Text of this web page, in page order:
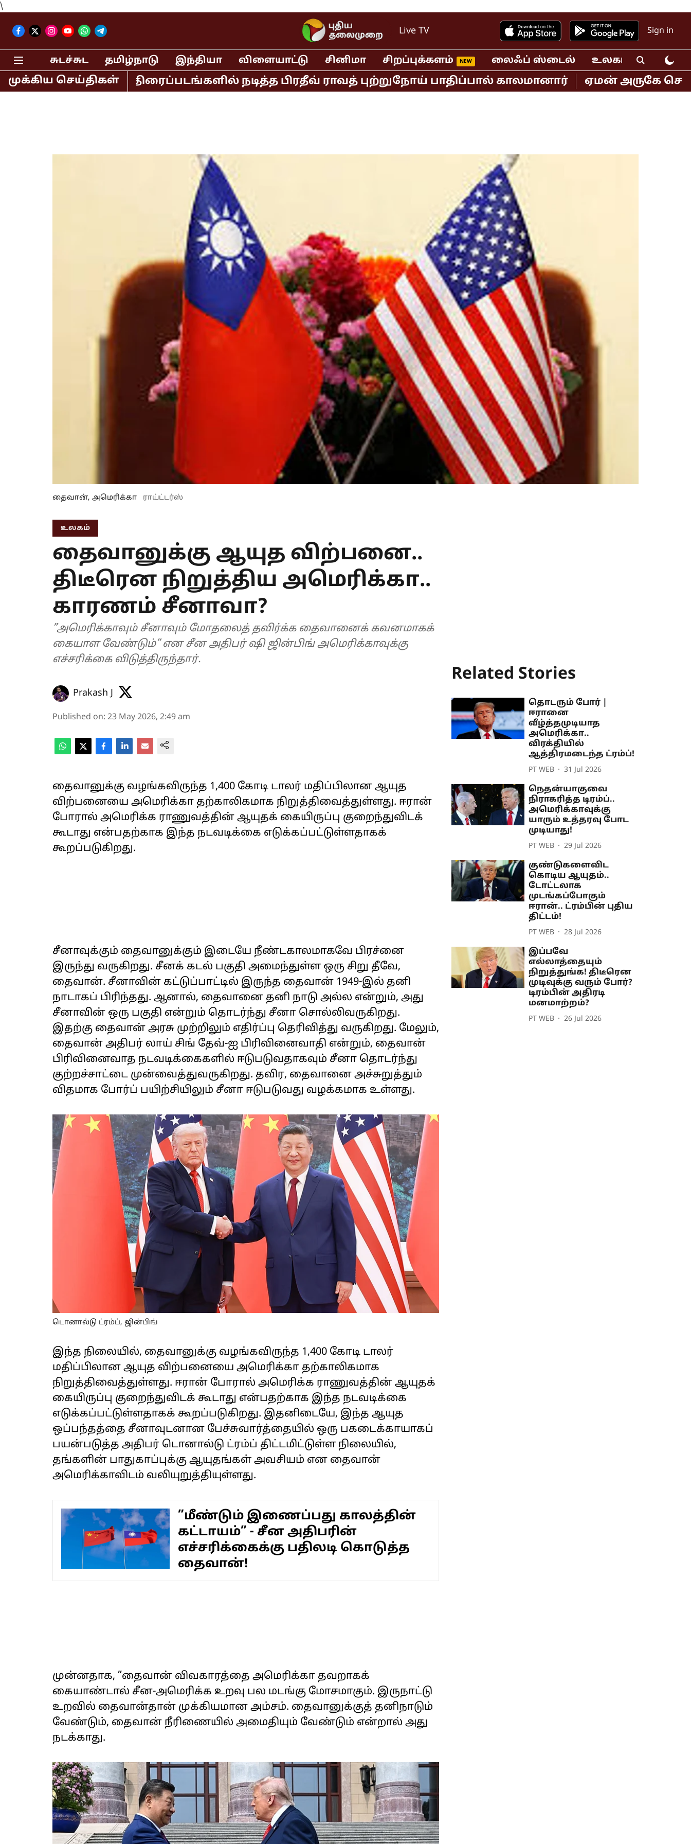
\
Live TV Sign in
சுடச்சுட தமிழ்நாடு இந்தியா விளையாட்டு சினிமா சிறப்புக்களம் லைஃப் ஸ்டைல் உலகம்
முக்கிய செய்திகள்
உள்ளிட்ட திரைப்படங்களில் நடித்த பிரதீவ் ராவத் புற்றுநோய் பாதிப்பால் காலமானார் ஏமன் அருகே செங்கடல்
தைவான், அமெரிக்கா ராய்ட்டர்ஸ்
உலகம்
தைவானுக்கு ஆயுத விற்பனை..
திடீரென நிறுத்திய அமெரிக்கா..
காரணம் சீனாவா?
”அமெரிக்காவும் சீனாவும் மோதலைத் தவிர்க்க தைவானைக் கவனமாகக்
கையாள வேண்டும்” என சீன அதிபர் ஷி ஜின்பிங் அமெரிக்காவுக்கு
எச்சரிக்கை விடுத்திருந்தார்.
Prakash J
Published on: 23 May 2026, 2:49 am
தைவானுக்கு வழங்கவிருந்த 1,400 கோடி டாலர் மதிப்பிலான ஆயுத
விற்பனையை அமெரிக்கா தற்காலிகமாக நிறுத்திவைத்துள்ளது. ஈரான்
போரால் அமெரிக்க ராணுவத்தின் ஆயுதக் கையிருப்பு குறைந்துவிடக்
கூடாது என்பதற்காக இந்த நடவடிக்கை எடுக்கப்பட்டுள்ளதாகக்
கூறப்படுகிறது.
சீனாவுக்கும் தைவானுக்கும் இடையே நீண்டகாலமாகவே பிரச்னை
இருந்து வருகிறது. சீனக் கடல் பகுதி அமைந்துள்ள ஒரு சிறு தீவே,
தைவான். சீனாவின் கட்டுப்பாட்டில் இருந்த தைவான் 1949-இல் தனி
நாடாகப் பிரிந்தது. ஆனால், தைவானை தனி நாடு அல்ல என்றும், அது
சீனாவின் ஒரு பகுதி என்றும் தொடர்ந்து சீனா சொல்லிவருகிறது.
இதற்கு தைவான் அரசு முற்றிலும் எதிர்ப்பு தெரிவித்து வருகிறது. மேலும்,
தைவான் அதிபர் லாய் சிங் தேவ்-ஐ பிரிவினைவாதி என்றும், தைவான்
பிரிவினைவாத நடவடிக்கைகளில் ஈடுபடுவதாகவும் சீனா தொடர்ந்து
குற்றச்சாட்டை முன்வைத்துவருகிறது. தவிர, தைவானை அச்சுறுத்தும்
விதமாக போர்ப் பயிற்சியிலும் சீனா ஈடுபடுவது வழக்கமாக உள்ளது.
டொனால்டு ட்ரம்ப், ஜின்பிங்
இந்த நிலையில், தைவானுக்கு வழங்கவிருந்த 1,400 கோடி டாலர்
மதிப்பிலான ஆயுத விற்பனையை அமெரிக்கா தற்காலிகமாக
நிறுத்திவைத்துள்ளது. ஈரான் போரால் அமெரிக்க ராணுவத்தின் ஆயுதக்
கையிருப்பு குறைந்துவிடக் கூடாது என்பதற்காக இந்த நடவடிக்கை
எடுக்கப்பட்டுள்ளதாகக் கூறப்படுகிறது. இதனிடையே, இந்த ஆயுத
ஒப்பந்தத்தை சீனாவுடனான பேச்சுவார்த்தையில் ஒரு பகடைக்காயாகப்
பயன்படுத்த அதிபர் டொனால்டு ட்ரம்ப் திட்டமிட்டுள்ள நிலையில்,
தங்களின் பாதுகாப்புக்கு ஆயுதங்கள் அவசியம் என தைவான்
அமெரிக்காவிடம் வலியுறுத்தியுள்ளது.
”மீண்டும் இணைப்பது காலத்தின்
கட்டாயம்” - சீன அதிபரின்
எச்சரிக்கைக்கு பதிலடி கொடுத்த
தைவான்!
முன்னதாக, ”தைவான் விவகாரத்தை அமெரிக்கா தவறாகக்
கையாண்டால் சீன-அமெரிக்க உறவு பல மடங்கு மோசமாகும். இருநாட்டு
உறவில் தைவான்தான் முக்கியமான அம்சம். தைவானுக்குத் தனிநாடும்
வேண்டும், தைவான் நீரிணையில் அமைதியும் வேண்டும் என்றால் அது
நடக்காது.
Related Stories
தொடரும் போர் |
ஈரானை
வீழ்த்தமுடியாத
அமெரிக்கா..
விரக்தியில்
ஆத்திரமடைந்த ட்ரம்ப்!
PT WEB 31 Jul 2026
நெதன்யாகுவை
நிராகரித்த டிரம்ப்..
அமெரிக்காவுக்கு
யாரும் உத்தரவு போட
முடியாது!
PT WEB 29 Jul 2026
குண்டுகளைவிட
கொடிய ஆயுதம்..
டோட்டலாக
முடங்கப்போகும்
ஈரான்.. ட்ரம்பின் புதிய
திட்டம்!
PT WEB 28 Jul 2026
இப்பவே
எல்லாத்தையும்
நிறுத்துங்க! திடீரென
முடிவுக்கு வரும் போர்?
டிரம்பின் அதிரடி
மனமாற்றம்?
PT WEB 26 Jul 2026